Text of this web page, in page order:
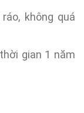
không quá
gian 1 năm